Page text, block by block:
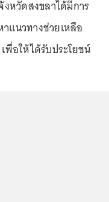
หวัดสงขลาได้มีการ
แนวทางช่วยเหลือ
พื่อให้ได้รับประโยชน์